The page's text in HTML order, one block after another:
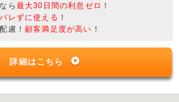
ら 最大30日間の利息ゼロ ！
バレずに使える ！
慮！ 顧客満足度が高い ！
詳細はこちら